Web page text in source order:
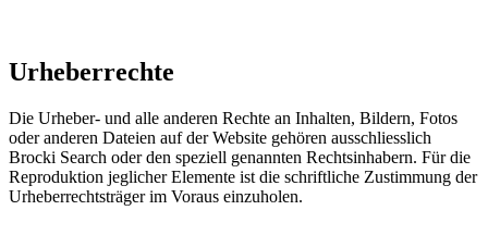
Urheberrechte
Die Urheber- und alle anderen Rechte an Inhalten, Bildern, Fotos
oder anderen Dateien auf der Website gehören ausschliesslich
Brocki Search oder den speziell genannten Rechtsinhabern. Für die
Reproduktion jeglicher Elemente ist die schriftliche Zustimmung der
Urheberrechtsträger im Voraus einzuholen.